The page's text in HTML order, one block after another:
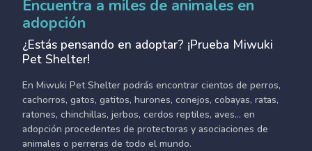
Encuentra a miles de animales en
adopción
¿Estás pensando en adoptar? ¡Prueba Miwuki
Pet Shelter!
En Miwuki Pet Shelter podrás encontrar cientos de perros,
cachorros, gatos, gatitos, hurones, conejos, cobayas, ratas,
ratones, chinchillas, jerbos, cerdos reptiles, aves... en
adopción procedentes de protectoras y asociaciones de
animales o perreras de todo el mundo.